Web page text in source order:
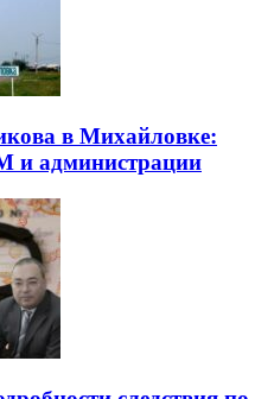
в Михайловке:
и администрации